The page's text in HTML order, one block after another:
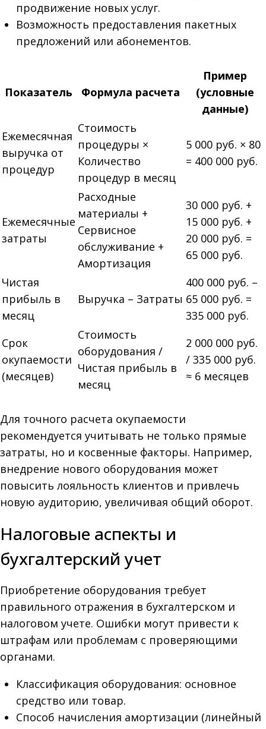
продвижение новых услуг.
Возможность предоставления пакетных
предложений или абонементов.
Показатель Формула расчета
Пример
(условные
данные)
Ежемесячная
выручка от
процедур
Стоимость
процедуры ×
Количество
процедур в месяц
5 000 руб. × 80
= 400 000 руб.
Ежемесячные
затраты
Расходные
материалы +
Сервисное
обслуживание +
Амортизация
30 000 руб. +
15 000 руб. +
20 000 руб. =
65 000 руб.
Чистая
прибыль в
месяц
Выручка – Затраты
400 000 руб. –
65 000 руб. =
335 000 руб.
Срок
окупаемости
(месяцев)
Стоимость
оборудования /
Чистая прибыль в
месяц
2 000 000 руб.
/ 335 000 руб.
≈ 6 месяцев
Для точного расчета окупаемости
рекомендуется учитывать не только прямые
затраты, но и косвенные факторы. Например,
внедрение нового оборудования может
повысить лояльность клиентов и привлечь
новую аудиторию, увеличивая общий оборот.
Налоговые аспекты и
бухгалтерский учет
Приобретение оборудования требует
правильного отражения в бухгалтерском и
налоговом учете. Ошибки могут привести к
штрафам или проблемам с проверяющими
органами.
Классификация оборудования: основное
средство или товар.
Способ начисления амортизации (линейный